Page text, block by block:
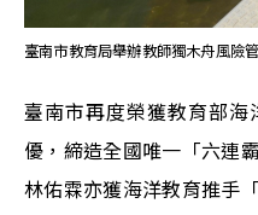
臺南市教育局舉辦教師獨木舟風險
臺南市再度榮獲教育部
優，締造全國唯一「六連
林佑霖亦獲海洋教育推手